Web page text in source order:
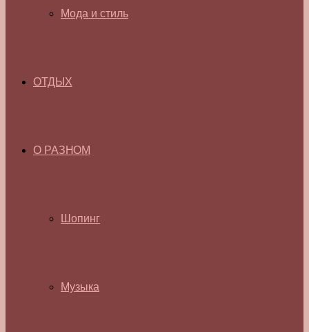
Мода и стиль
ОТДЫХ
О РАЗНОМ
Шопинг
Музыка